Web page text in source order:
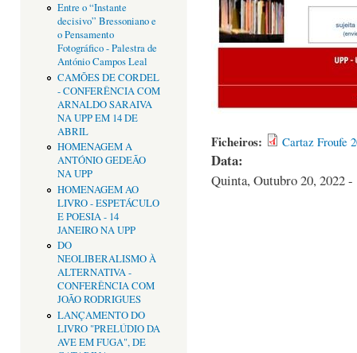
Entre o “Instante
decisivo” Bressoniano e
o Pensamento
Fotográfico - Palestra de
António Campos Leal
CAMÕES DE CORDEL
- CONFERÊNCIA COM
ARNALDO SARAIVA
NA UPP EM 14 DE
ABRIL
HOMENAGEM A
ANTÓNIO GEDEÃO
NA UPP
HOMENAGEM AO
LIVRO - ESPETÁCULO
E POESIA - 14
JANEIRO NA UPP
DO
NEOLIBERALISMO À
ALTERNATIVA -
CONFERÊNCIA COM
JOÃO RODRIGUES
LANÇAMENTO DO
LIVRO "PRELÚDIO DA
AVE EM FUGA", DE
Ficheiros: Cartaz Froufe
Data:
Quinta, Outubro 20, 2022 -